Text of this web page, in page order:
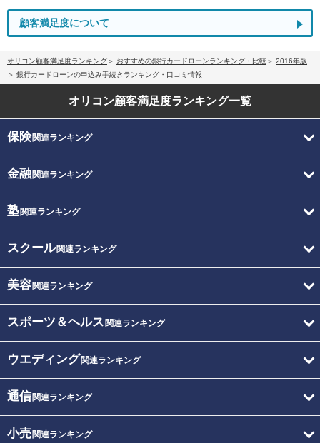
顧客満足度について
オリコン顧客満足度ランキング おすすめの銀行カードローンランキング・比較
2016年版
銀行カードローンの申込み手続きランキング・口コミ情報
オリコン顧客満足度ランキング一覧
保険関連ランキング
金融関連ランキング
塾関連ランキング
スクール関連ランキング
美容関連ランキング
スポーツ＆ヘルス 関連ランキング
ウエディング関連ランキング
通信関連ランキング
小売関連ランキング